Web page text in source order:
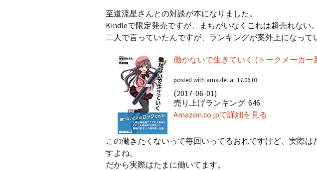
至道流星さんとの対談が本になりました。
Kindleで限定発売ですが、まちがいなくこれは超売れない
二人で言っていたんですが、ランキングが案外上になって
働かないで生きていく (トークメーカー
posted with amazlet at 17.06.03
(2017-06-01)
売り上げランキング: 646
Amazon.co.jpで詳細を見る
この働きたくないって毎回いってるおれですけど、実際は
すよね。
だから実際はたまに働いてます。